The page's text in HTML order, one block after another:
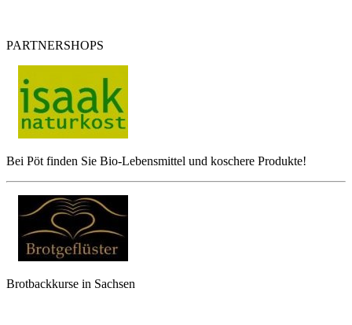
PARTNERSHOPS
Bei Pöt finden Sie Bio-Lebensmittel und koschere Produkte!
Brotbackkurse in Sachsen